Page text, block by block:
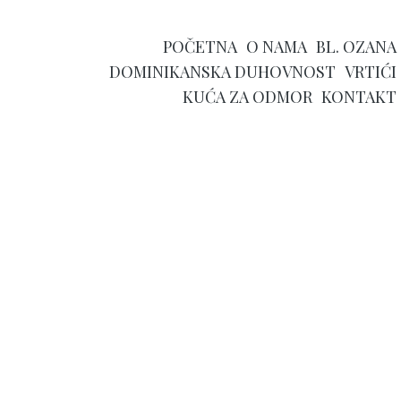
POČETNA O NAMA BL. OZANA
DOMINIKANSKA DUHOVNOST VRTIĆI
KUĆA ZA ODMOR KONTAKT